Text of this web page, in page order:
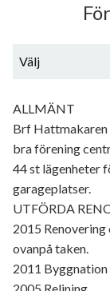
Välj
ALLMÄNT
Brf Hattmakaren
bra förening
44 st lägenheter
garageplatser.
UTFÖRDA
2015
ovanpå taken.
2011